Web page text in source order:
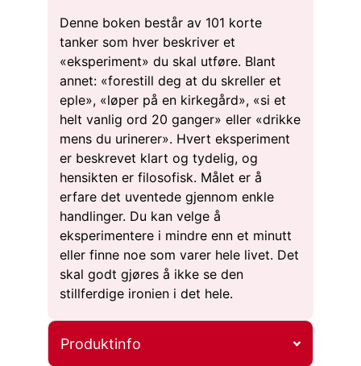
Denne boken består av 101 korte
tanker som hver beskriver et
«eksperiment» du skal utføre. Blant
annet: «forestill deg at du skreller et
eple», «løper på en kirkegård», «si et
helt vanlig ord 20 ganger» eller «drikke
mens du urinerer». Hvert eksperiment
er beskrevet klart og tydelig, og
hensikten er filosofisk. Målet er å
erfare det uventede gjennom enkle
handlinger. Du kan velge å
eksperimentere i mindre enn et minutt
eller finne noe som varer hele livet. Det
skal godt gjøres å ikke se den
stillferdige ironien i det hele.
Produktinfo